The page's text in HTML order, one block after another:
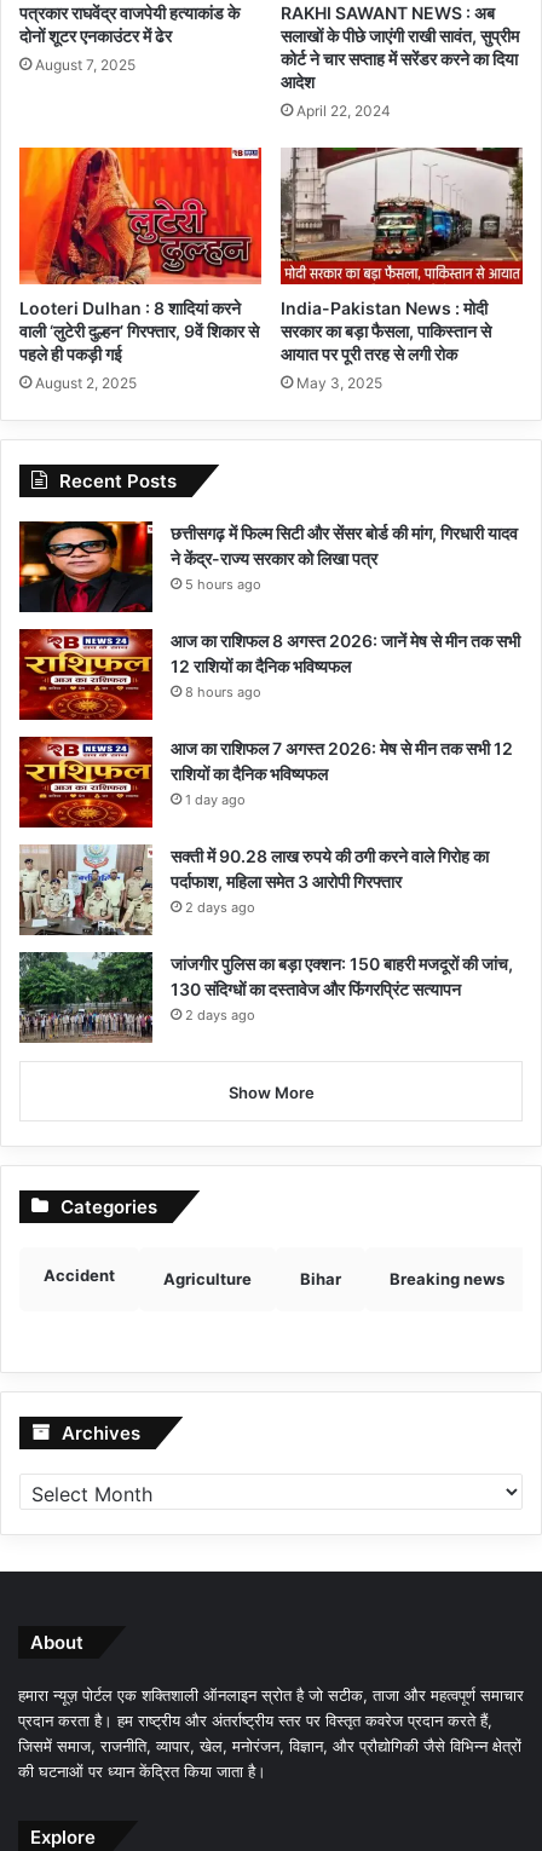
पत्रकार राघवेंद्र वाजपेयी हत्याकांड के
दोनों शूटर एनकाउंटर में ढेर
August 7, 2025
RAKHI SAWANT NEWS : अब
सलाखों के पीछे जाएंगी राखी सावंत, सुप्रीम
कोर्ट ने चार सप्ताह में सरेंडर करने का दिया
आदेश
April 22, 2024
Looteri Dulhan : 8 शादियां करने
वाली ‘लुटेरी दुल्हन’ गिरफ्तार, 9वें शिकार से
पहले ही पकड़ी गई
August 2, 2025
India-Pakistan News : मोदी
सरकार का बड़ा फैसला, पाकिस्तान से
आयात पर पूरी तरह से लगी रोक
May 3, 2025
Recent Posts
छत्तीसगढ़ में फिल्म सिटी और सेंसर बोर्ड की मांग, गिरधारी यादव
ने केंद्र-राज्य सरकार को लिखा पत्र
5 hours ago
आज का राशिफल 8 अगस्त 2026: जानें मेष से मीन तक सभी
12 राशियों का दैनिक भविष्यफल
8 hours ago
आज का राशिफल 7 अगस्त 2026: मेष से मीन तक सभी 12
राशियों का दैनिक भविष्यफल
1 day ago
सक्ती में 90.28 लाख रुपये की ठगी करने वाले गिरोह का
पर्दाफाश, महिला समेत 3 आरोपी गिरफ्तार
2 days ago
जांजगीर पुलिस का बड़ा एक्शन: 150 बाहरी मजदूरों की जांच,
130 संदिग्धों का दस्तावेज और फिंगरप्रिंट सत्यापन
2 days ago
Show More
Categories
Accident Agriculture Bihar Breaking news
Archives Archives
About
हमारा न्यूज़ पोर्टल एक शक्तिशाली ऑनलाइन स्रोत है जो सटीक, ताजा और महत्वपूर्ण समाचार
प्रदान करता है। हम राष्ट्रीय और अंतर्राष्ट्रीय स्तर पर विस्तृत कवरेज प्रदान करते हैं,
जिसमें समाज, राजनीति, व्यापार, खेल, मनोरंजन, विज्ञान, और प्रौद्योगिकी जैसे विभिन्न क्षेत्रों
की घटनाओं पर ध्यान केंद्रित किया जाता है।
Explore